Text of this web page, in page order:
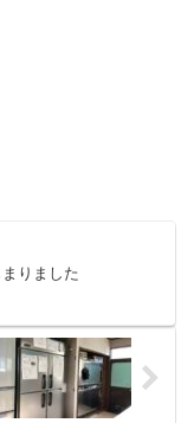
りました